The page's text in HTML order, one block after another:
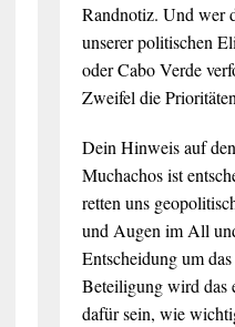
Randnotiz. Und wer
unserer politischen
oder Cabo Verde
Zweifel die
Dein Hinweis auf
Muchachos ist
retten uns
und Augen im All
Entscheidung um
Beteiligung wird das
dafür sein, wie